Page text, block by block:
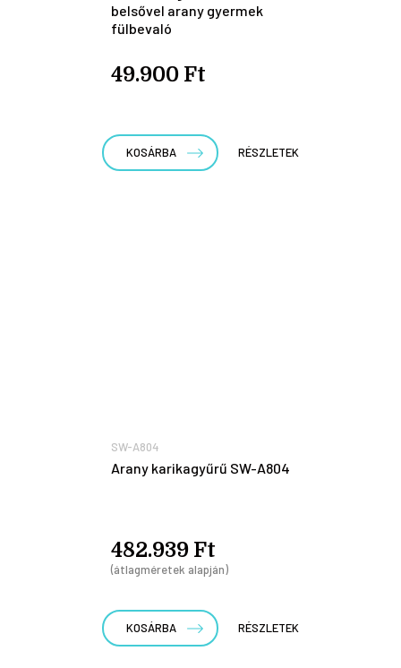
belsővel arany gyermek
fülbevaló
49.900 Ft
KOSÁRBA RÉSZLETEK
SW-A804
Arany karikagyűrű SW-A804
482.939 Ft
(átlagméretek alapján)
KOSÁRBA RÉSZLETEK